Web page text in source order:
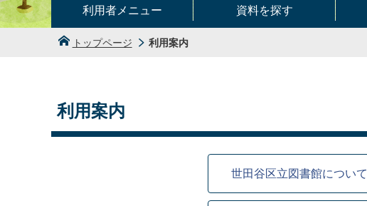
利用者メニュー 資料を探す
トップページ 利用案内
利用案内
世田谷区立図書館について